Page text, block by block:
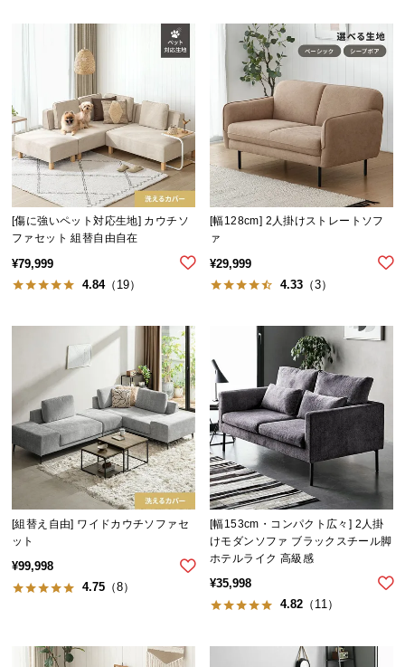
ロ
グ
企
情
報
o.,
[傷に強いペット対応生地] カウチソ
ファセット 組替自由自在
¥79,999
4.84（19）
[幅128cm] 2人掛けストレートソフ
ァ
¥29,999
4.33 （3）
[組替え自由] ワイドカウチソファセ
ット
¥99,998
4.75 （8）
[幅153cm・コンパクト広々] 2人掛
けモダンソファ ブラックスチール脚
ホテルライク 高級感
¥35,998
4.82 （11）